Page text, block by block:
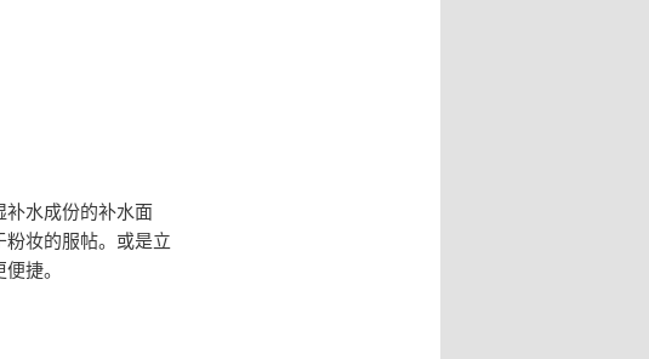
水成份的补水面
妆的服帖。或是立
捷。